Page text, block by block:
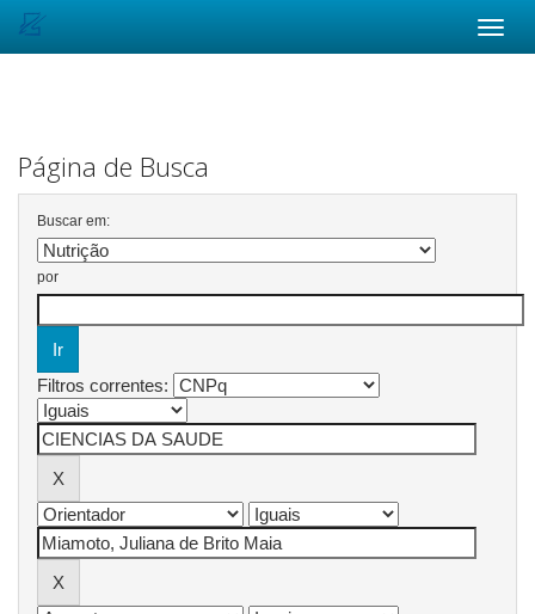
Página de Busca
Buscar em:
por
Filtros correntes: